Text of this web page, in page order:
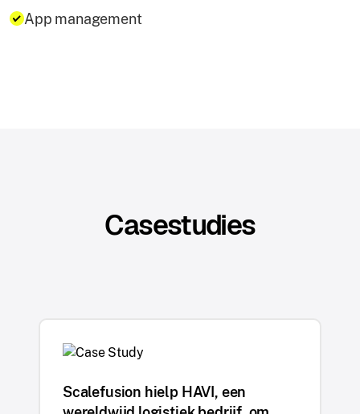
App management
Casestudies
Scalefusion hielp HAVI, een